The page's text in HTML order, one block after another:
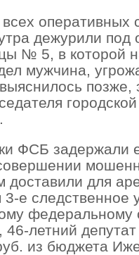
всех оперативных
дежурили под
№ 5, в которой
мужчина,
позже,
ФСБ задержали
доставили для
3-е следственное
федеральному
46-летний
из бюджета